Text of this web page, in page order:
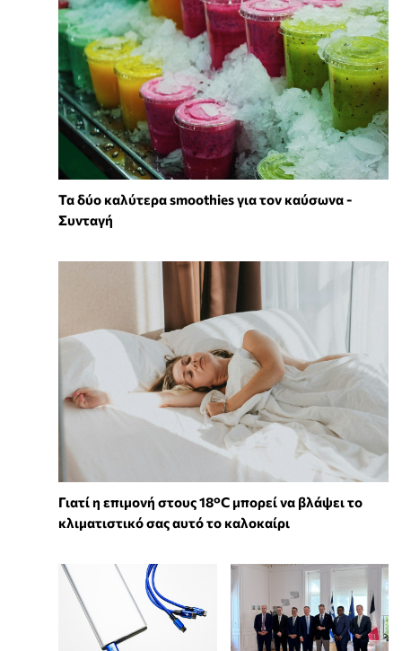
Τα δύο καλύτερα smoothies για τον καύσωνα -
Συνταγή
Γιατί η επιμονή στους 18°C μπορεί να βλάψει το
κλιματιστικό σας αυτό το καλοκαίρι